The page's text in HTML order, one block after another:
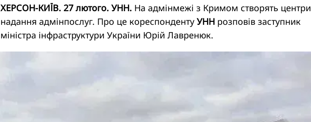
ХЕРСОН-КИЇВ. 27 лютого. УНН. На адмінмежі з Кримом створять центри
надання адмінпослуг. Про це кореспонденту УНН розповів заступник
міністра інфраструктури України Юрій Лавренюк.